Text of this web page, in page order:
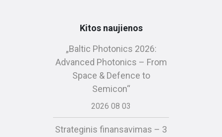
Kitos naujienos
„Baltic Photonics 2026:
Advanced Photonics – From
Space & Defence to
Semicon“
2026 08 03
Strateginis finansavimas – 3